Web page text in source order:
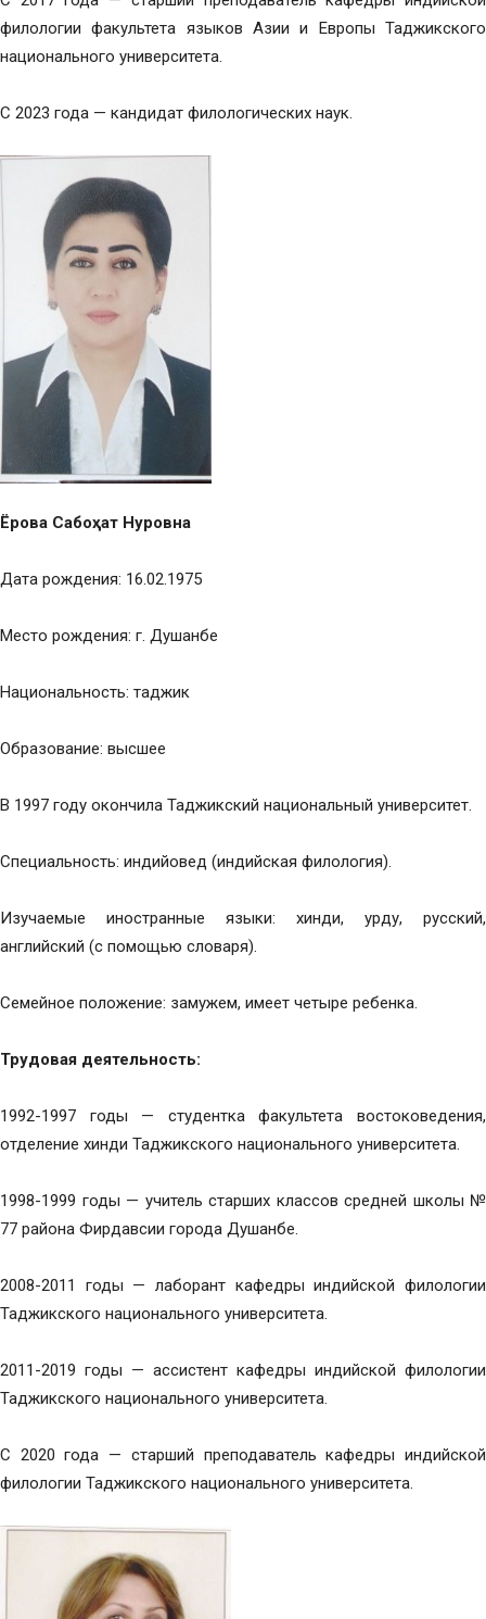
филологии факультета языков Азии и Европы Таджикского
национального университета.
С 2023 года — кандидат филологических наук.
Ёрова Сабоҳат Нуровна
Дата рождения: 16.02.1975
Место рождения: г. Душанбе
Национальность: таджик
Образование: высшее
В 1997 году окончила Таджикский национальный университет.
Специальность: индийовед (индийская филология).
Изучаемые иностранные языки: хинди, урду, русский,
английский (с помощью словаря).
Семейное положение: замужем, имеет четыре ребенка.
Трудовая деятельность:
1992-1997 годы — студентка факультета востоковедения,
отделение хинди Таджикского национального университета.
1998-1999 годы — учитель старших классов средней школы №
77 района Фирдавсии города Душанбе.
2008-2011 годы — лаборант кафедры индийской филологии
Таджикского национального университета.
2011-2019 годы — ассистент кафедры индийской филологии
Таджикского национального университета.
С 2020 года — старший преподаватель кафедры индийской
филологии Таджикского национального университета.